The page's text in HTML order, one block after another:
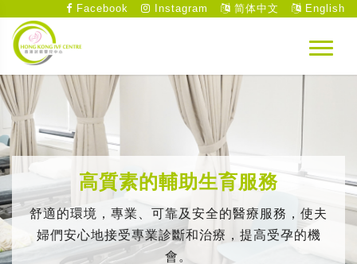
Facebook Instagram 简体中文 English
高質素的輔助生育服務
舒適的環境，專業、可靠及安全的醫療服務，使夫
婦們安心地接受專業診斷和治療，提高受孕的機
會。